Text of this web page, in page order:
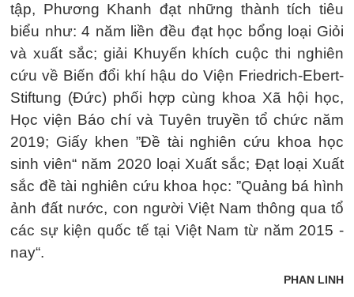
tập, Phương Khanh đạt những thành tích tiêu
biểu như: 4 năm liền đều đạt học bổng loại Giỏi
và xuất sắc; giải Khuyến khích cuộc thi nghiên
cứu về Biến đổi khí hậu do Viện Friedrich-Ebert-
Stiftung (Đức) phối hợp cùng khoa Xã hội học,
Học viện Báo chí và Tuyên truyền tổ chức năm
2019; Giấy khen ”Đề tài nghiên cứu khoa học
sinh viên“ năm 2020 loại Xuất sắc; Đạt loại Xuất
sắc đề tài nghiên cứu khoa học: ”Quảng bá hình
ảnh đất nước, con người Việt Nam thông qua tổ
các sự kiện quốc tế tại Việt Nam từ năm 2015 -
nay“.
PHAN LINH